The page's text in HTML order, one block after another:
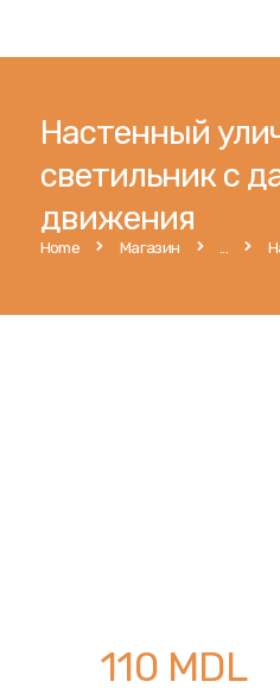
Настенный
светильник с
движения
Home Магазин
Главная
Услуги
Магазин
Публикации
110 MDL